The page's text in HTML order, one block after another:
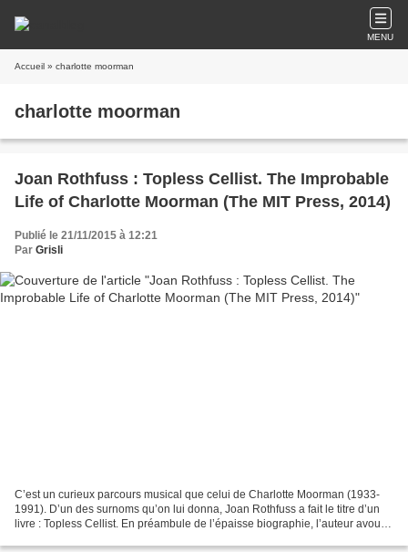
MENU
Accueil » charlotte moorman
charlotte moorman
Joan Rothfuss : Topless Cellist. The Improbable
Life of Charlotte Moorman (The MIT Press, 2014)
Publié le 21/11/2015 à 12:21
Par Grisli
C’est un curieux parcours musical que celui de Charlotte Moorman (1933-
1991). D’un des surnoms qu’on lui donna, Joan Rothfuss a fait le titre d’un
livre : Topless Cellist. En préambule de l’épaisse biographie, l’auteur avoue